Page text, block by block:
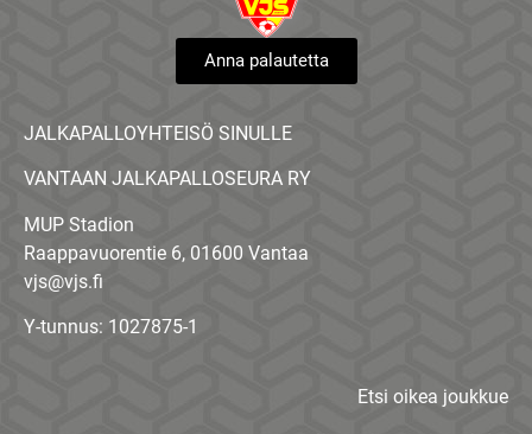
Anna palautetta
JALKAPALLOYHTEISÖ SINULLE
VANTAAN JALKAPALLOSEURA RY
MUP Stadion
Raappavuorentie 6, 01600 Vantaa
vjs@vjs.fi
Y-tunnus: 1027875-1
Etsi oikea joukkue